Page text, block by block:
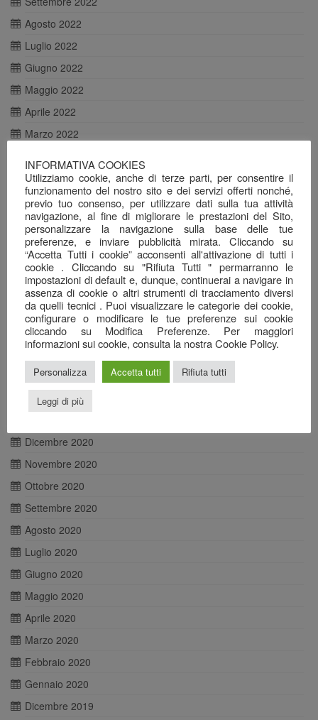
Agosto 2022
Luglio 2022
Giugno 2022
Maggio 2022
Aprile 2022
Marzo 2022
Gennaio 2022
Dicembre 2021
Novembre 2021
Ottobre 2021
Agosto 2021
Luglio 2021
Giugno 2021
Maggio 2021
Marzo 2021
Febbraio 2021
Dicembre 2020
Novembre 2020
Ottobre 2020
Settembre 2020
Agosto 2020
Luglio 2020
Giugno 2020
Maggio 2020
Aprile 2020
Marzo 2020
Febbraio 2020
Gennaio 2020
Dicembre 2019
INFORMATIVA COOKIES
Utilizziamo cookie, anche di terze parti, per consentire il
funzionamento del nostro sito e dei servizi offerti nonché,
previo tuo consenso, per utilizzare dati sulla tua attività
navigazione, al fine di migliorare le prestazioni del Sito,
personalizzare la navigazione sulla base delle tue
preferenze, e inviare pubblicità mirata. Cliccando su
“Accetta Tutti i cookie” acconsenti all'attivazione di tutti i
cookie . Cliccando su "Rifiuta Tutti " permarranno le
impostazioni di default e, dunque, continuerai a navigare in
assenza di cookie o altri strumenti di tracciamento diversi
da quelli tecnici . Puoi visualizzare le categorie dei cookie,
configurare o modificare le tue preferenze sui cookie
cliccando su Modifica Preferenze. Per maggiori
informazioni sui cookie, consulta la nostra Cookie Policy.
Personalizza Accetta tutti Rifiuta tutti
Leggi di più